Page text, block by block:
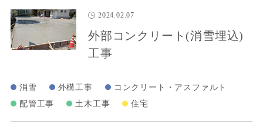
2024.02.07
外部コンクリート(消雪埋込)
工事
消雪 外構工事
コンクリート・アスファルト
配管工事
土木工事 住宅